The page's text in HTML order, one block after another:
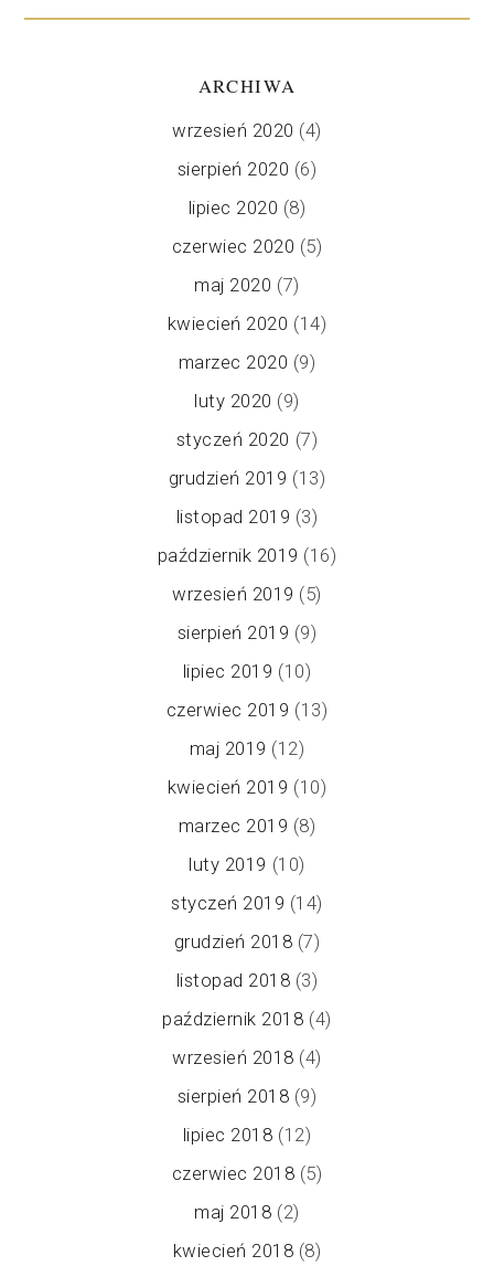
ARCHIWA
wrzesień 2020 (4)
sierpień 2020 (6)
lipiec 2020 (8)
czerwiec 2020 (5)
maj 2020 (7)
kwiecień 2020 (14)
marzec 2020 (9)
luty 2020 (9)
styczeń 2020 (7)
grudzień 2019 (13)
listopad 2019 (3)
październik 2019 (16)
wrzesień 2019 (5)
sierpień 2019 (9)
lipiec 2019 (10)
czerwiec 2019 (13)
maj 2019 (12)
kwiecień 2019 (10)
marzec 2019 (8)
luty 2019 (10)
styczeń 2019 (14)
grudzień 2018 (7)
listopad 2018 (3)
październik 2018 (4)
wrzesień 2018 (4)
sierpień 2018 (9)
lipiec 2018 (12)
czerwiec 2018 (5)
maj 2018 (2)
kwiecień 2018 (8)